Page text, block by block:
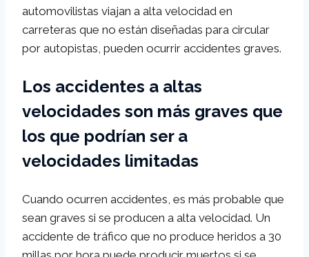
automovilistas viajan a alta velocidad en
carreteras que no están diseñadas para circular
por autopistas, pueden ocurrir accidentes graves.
Los accidentes a altas
velocidades son más graves que
los que podrían ser a
velocidades limitadas
Cuando ocurren accidentes, es más probable que
sean graves si se producen a alta velocidad. Un
accidente de tráfico que no produce heridos a 30